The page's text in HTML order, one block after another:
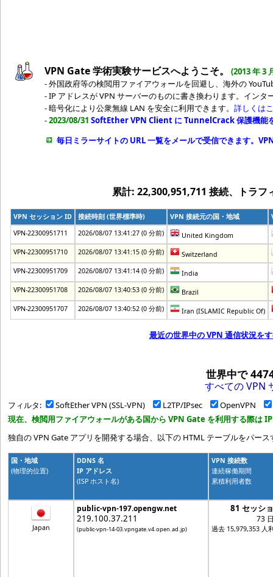
VPN Gate 学術実験サービスへようこそ。
(2013 年 3
- 外国政府等の検閲用ファイアウォールを回避し、海外の
- IP アドレスが VPN サーバーのものに書き換わります。イン
- 暗号化により公衆無線 LAN を安全に利用できます。 詳しくは
-2023/08/31 SoftEther VPN Client に TunnelCrack 保護機能
毎日ミラーサイトの URL 一覧をメールで受信できます。
累計: 22,300,951,711 接続、トラフ
VPN セッション ID 接続時刻 (世界標準時) VPN 接続元の国・地域
VPN-22300951711
2026/08/07 13:41:27 (0 分前)
United Kingdom
VPN-22300951710
2026/08/07 13:41:15 (0 分前)
Switzerland
VPN-22300951709
2026/08/07 13:41:14 (0 分前)
India
VPN-22300951708
2026/08/07 13:40:53 (0 分前)
Brazil
VPN-22300951707
2026/08/07 13:40:52 (0 分前) Iran (ISLAMIC Republic Of)
最近の世界中の VPN 通信状況を
世界中で
すべての VPN
フィルタ: SoftEther VPN (SSL-VPN) L2TP/IPsec
OpenVPN
現在、検閲用ファイアウォールがある国から VPN Gate を利用する際は
独自の VPN Gate アプリを開発する場合、以下の HTML テーブルをパー
国・地域
(物理的位置)
DDNS 名
IP アドレス
(ISP ホスト名)
VPN 接続数
連続稼働期間
累積利用者数
Japan
public-vpn-197.opengw.net
219.100.37.211
(public-vpn-14-03.vpngate.v4.open.ad.jp)
81 セッシ
73
過去 15,979,353 人